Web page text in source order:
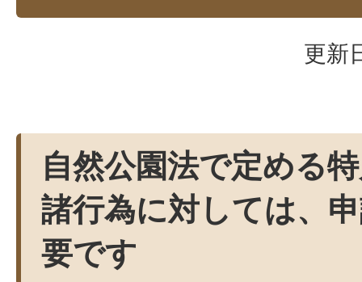
更新
自然公園法で定める
諸行為に対しては、
要です